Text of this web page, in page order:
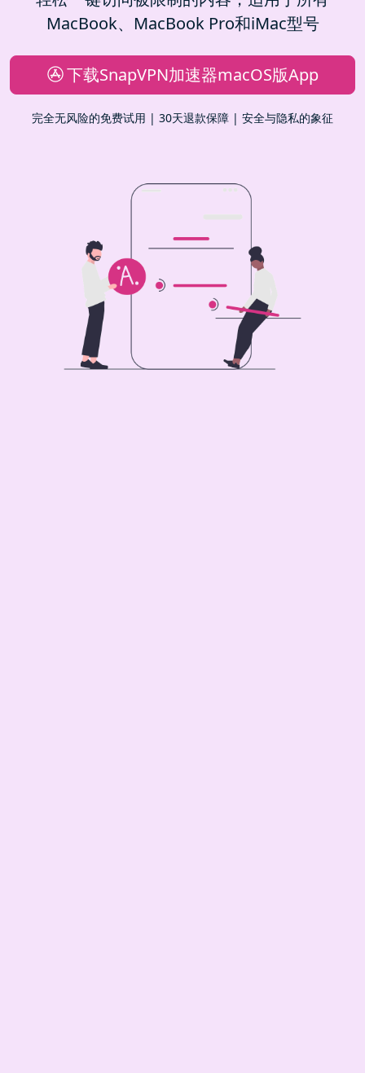
MacBook、MacBook Pro和iMac型号
下载SnapVPN加速器macOS版App
完全无风险的免费试用 | 30天退款保障 | 安全与隐私的象征